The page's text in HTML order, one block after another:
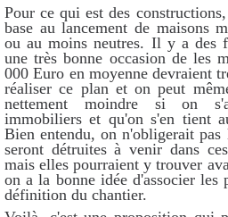
Pour ce qui est des
base au lancement de maisons
ou au moins neutres. Il y a des
une très bonne occasion de les
000 Euro en moyenne devraient
réaliser ce plan et on peut
nettement moindre si on
immobiliers et qu'on s'en tient
Bien entendu, on n'obligerait pas
seront détruites à venir dans
mais elles pourraient y trouver
on a la bonne idée d'associer les
définition du chantier.